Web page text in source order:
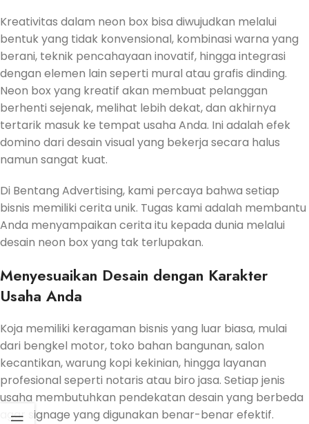
Kreativitas dalam neon box bisa diwujudkan melalui
bentuk yang tidak konvensional, kombinasi warna yang
berani, teknik pencahayaan inovatif, hingga integrasi
dengan elemen lain seperti mural atau grafis dinding.
Neon box yang kreatif akan membuat pelanggan
berhenti sejenak, melihat lebih dekat, dan akhirnya
tertarik masuk ke tempat usaha Anda. Ini adalah efek
domino dari desain visual yang bekerja secara halus
namun sangat kuat.
Di Bentang Advertising, kami percaya bahwa setiap
bisnis memiliki cerita unik. Tugas kami adalah membantu
Anda menyampaikan cerita itu kepada dunia melalui
desain neon box yang tak terlupakan.
Menyesuaikan Desain dengan Karakter
Usaha Anda
Koja memiliki keragaman bisnis yang luar biasa, mulai
dari bengkel motor, toko bahan bangunan, salon
kecantikan, warung kopi kekinian, hingga layanan
profesional seperti notaris atau biro jasa. Setiap jenis
usaha membutuhkan pendekatan desain yang berbeda
agar signage yang digunakan benar-benar efektif.